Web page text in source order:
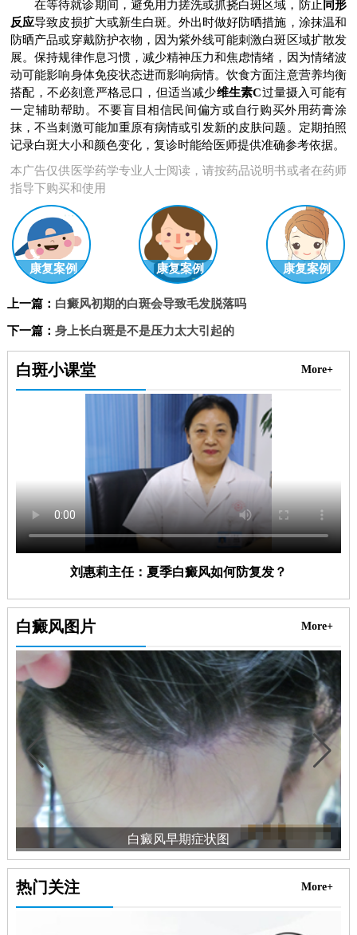
在等待就诊期间，避免用力搓洗或抓挠白斑区域，防止 同形
反应导致皮损扩大或新生白斑。外出时做好防晒措施，涂抹温和
防晒产品或穿戴防护衣物，因为紫外线可能刺激白斑区域扩散发
展。保持规律作息习惯，减少精神压力和焦虑情绪，因为情绪波
动可能影响身体免疫状态进而影响病情。饮食方面注意营养均衡
搭配，不必刻意严格忌口，但适当减少维生素C过量摄入可能有
一定辅助帮助。不要盲目相信民间偏方或自行购买外用药膏涂
抹，不当刺激可能加重原有病情或引发新的皮肤问题。定期拍照
记录白斑大小和颜色变化，复诊时能给医师提供准确参考依据。
本广告仅供医学药学专业人士阅读，请按药品说明书或者在药师
指导下购买和使用
康复案例 康复案例 康复案例
上一篇： 白癜风初期的白斑会导致毛发脱落吗
下一篇： 身上长白斑是不是压力太大引起的
白斑小课堂 More+
刘惠莉主任：夏季白癜风如何防复发？
白癜风图片 More+
白癜风早期症状图
热门关注 More+